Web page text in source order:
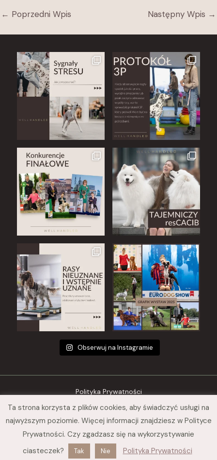
← Poprzedni Wpis Następny Wpis →
Obserwuj na Instagramie
Polityka Prywatności
Regulamin sklepu
© 2026 Nina Szarska Well Handled
Ta strona korzysta z plików cookies, aby świadczyć usługi na
najwyższym poziomie. Więcej informacji znajdziesz w Polityce
Prywatności. Czy zgadzasz się na wykorzystywanie
ciasteczek?
Tak Nie Polityka Prywatności